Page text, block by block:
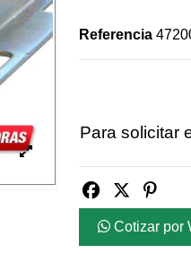
Referencia
Para solicitar
Cotizar por